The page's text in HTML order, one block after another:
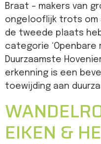
Braat – makers van
ongelooflijk trots om
de tweede plaats
categorie ‘Openbare
Duurzaamste
erkenning is een
toewijding aan
EIKEN &